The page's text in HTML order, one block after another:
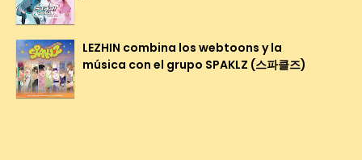
LEZHIN combina los webtoons y la
música con el grupo SPAKLZ (스파클즈)